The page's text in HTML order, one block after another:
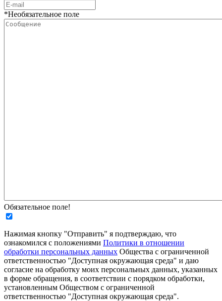
*Необязательное поле
Обязательное поле!
Нажимая кнопку "Отправить" я подтверждаю, что
ознакомился с положениями Политики в отношении
обработки персональных данных Общества с ограниченной
ответственностью "Доступная окружающая среда" и даю
согласие на обработку моих персональных данных, указанных
в форме обращения, в соответствии с порядком обработки,
установленным Обществом с ограниченной
ответственностью "Доступная окружающая среда".